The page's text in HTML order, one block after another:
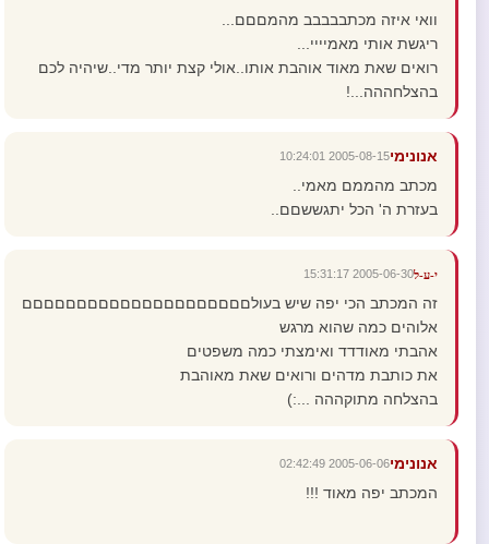
וואי איזה מכתבבבבב מהמםםם...
ריגשת אותי מאמיייי...
רואים שאת מאוד אוהבת אותו..אולי קצת יותר מדי..שיהיה לכם
בהצלחההה...!
אנונימי2005-08-15 10:24:01
מכתב מהממם מאמי..
בעזרת ה' הכל יתגששםם..
י-ע-ל2005-06-30 15:31:17
זה המכתב הכי יפה שיש בעולםםםםםםםםםםםםםםםםםםםםם
אלוהים כמה שהוא מרגש
אהבתי מאודדד ואימצתי כמה משפטים
את כותבת מדהים ורואים שאת מאוהבת
בהצלחה מתוקההה ...:)
אנונימי2005-06-06 02:42:49
המכתב יפה מאוד !!!